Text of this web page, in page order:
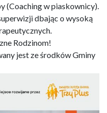
(Coaching w piaskownicy).
dbając o wysoką
Rodzinom!
jest ze środków Gminy